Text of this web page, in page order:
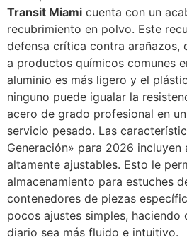
Transit Miami cuenta con un
recubrimiento en polvo. Este
defensa crítica contra arañazos,
a productos químicos comunes
aluminio es más ligero y el
ninguno puede igualar la
acero de grado profesional en
servicio pesado. Las
Generación» para 2026 incluyen
altamente ajustables. Esto le
almacenamiento para estuches
contenedores de piezas
pocos ajustes simples,
diario sea más fluido e intuitivo.